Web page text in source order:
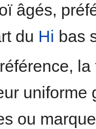
âgés,
du Hi bas
uniforme
ou